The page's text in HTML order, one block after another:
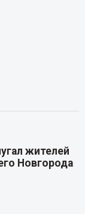
жителей
Новгорода